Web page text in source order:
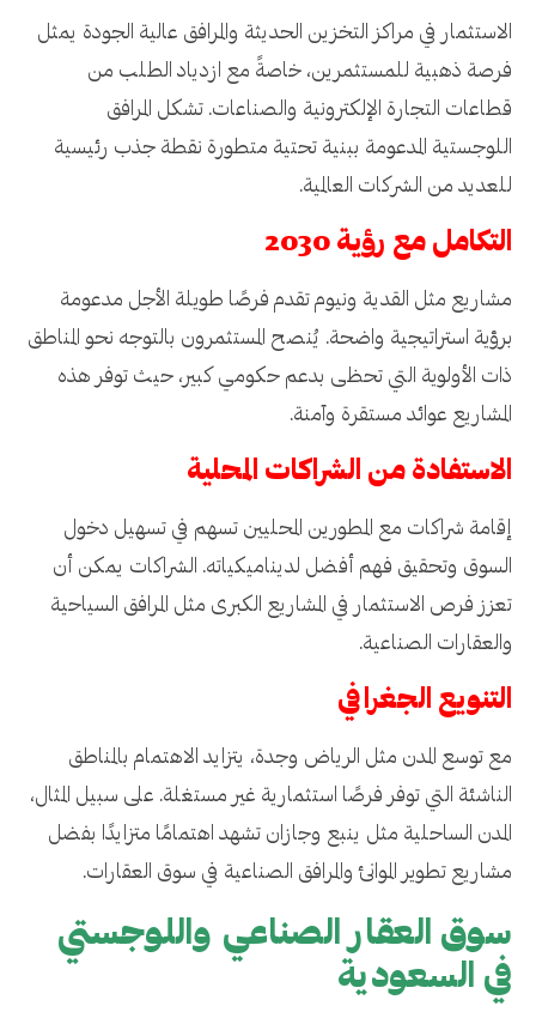
الاستثمار في مراكز التخزين الحديثة والمرافق عالية الجودة يمثل
فرصة ذهبية للمستثمرين، خاصةً مع ازدياد الطلب من
قطاعات التجارة الإلكترونية والصناعات. تشكل المرافق
اللوجستية المدعومة ببنية تحتية متطورة نقطة جذب رئيسية
للعديد من الشركات العالمية.
التكامل مع رؤية 2030
مشاريع مثل القدية ونيوم تقدم فرصًا طويلة الأجل مدعومة
برؤية استراتيجية واضحة. يُنصح المستثمرون بالتوجه نحو المناطق
ذات الأولوية التي تحظى بدعم حكومي كبير، حيث توفر هذه
المشاريع عوائد مستقرة وآمنة.
الاستفادة من الشراكات المحلية
إقامة شراكات مع المطورين المحليين تسهم في تسهيل دخول
السوق وتحقيق فهم أفضل لديناميكياته. الشراكات يمكن أن
تعزز فرص الاستثمار في المشاريع الكبرى مثل المرافق السياحية
والعقارات الصناعية.
التنويع الجغرافي
مع توسع المدن مثل الرياض وجدة، يتزايد الاهتمام بالمناطق
الناشئة التي توفر فرصًا استثمارية غير مستغلة. على سبيل المثال،
المدن الساحلية مثل ينبع وجازان تشهد اهتمامًا متزايدًا بفضل
مشاريع تطوير الموانئ والمرافق الصناعية في سوق العقارات.
سوق العقار الصناعي واللوجستي
في السعودية